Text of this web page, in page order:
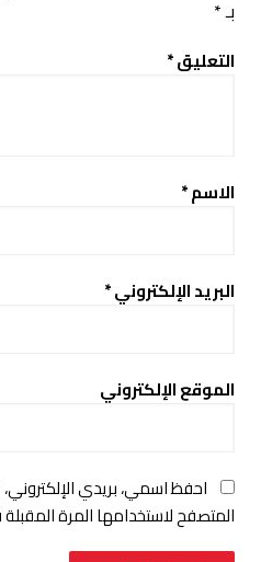
بـ*
التعليق*
الاسم*
البريد الإلكتروني*
الموقع الإلكتروني
احفظ اسمي، بريدي
المتصفح لاستخدامها المرة